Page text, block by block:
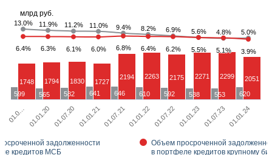
млрд руб.
599 565 582 641 646 610 592 538 553 620
1748 1794 1830 1727
2194 2263 2175 2271 2299 2051
13.0%
13.0% 11.9%
11.9% 11.2%
11.2% 11.0%
11.0% 9.4%
9.4% 8.2%
8.2% 6.9%
6.9% 5.6%
5.6% 4.8%
4.8% 5.0%
5.0%
6.4%
6.4% 6.3%
6.3% 6.1%
6.1% 6.0%
6.0% 6.8%
6.8% 6.4%
6.4% 6.2%
6.2% 5.5%
5.5% 5.1%
5.1% 3.9%
3.9%
задолженности
кредитов МСБ
Объем просроченной
в портфеле кредитов крупному
01.0… 01.01.20 01.07.20 01.01.2101.07.2101.01.22 01.07.22 01.01.23 01.07.23 01.01.24